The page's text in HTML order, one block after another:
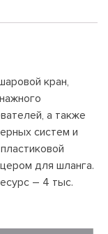
кран,
а также
систем и
для шланга.
– 4 тыс.